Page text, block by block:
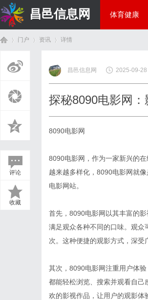
昌邑信息网 体育健康
门户 资讯
›
详情
评论
收藏
昌邑信息网 2025-09-28
探秘8090电影网
8090电影网
8090电影网，作为一家新兴的
越来越多样化，8090电影网就
电影网站。
首先，8090电影网以其丰富的
满足观众各种不同的口味。观
次。这种便捷的观影方式，深受
其次，8090电影网注重用户体
都能轻松浏览、搜索并观看自
欢的影视作品，让用户的观影体